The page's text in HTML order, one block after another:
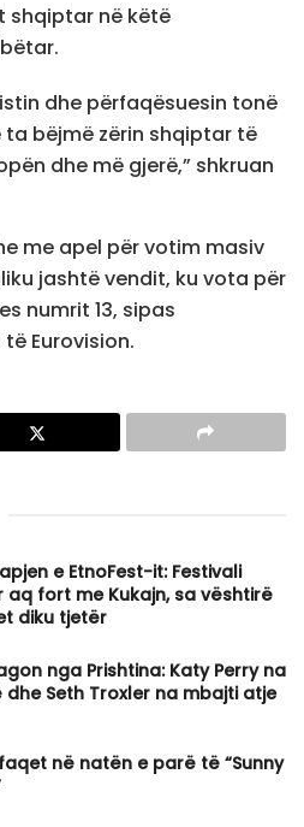
shqiptar në këtë
dhe përfaqësuesin tonë
ta bëjmë zërin shqiptar të
dhe më gjerë,” shkruan
me apel për votim masiv
jashtë vendit, ku vota për
numrit 13, sipas
Eurovision.
e EtnoFest-it: Festivali
aq fort me Kukajn, sa vështirë
diku tjetër
nga Prishtina: Katy Perry na
dhe Seth Troxler na mbajti atje
në natën e parë të “Sunny